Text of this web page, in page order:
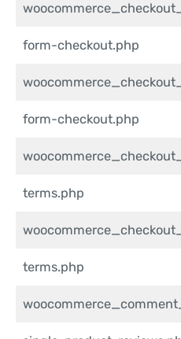
form-checkout.php
form-checkout.php
terms.php
terms.php